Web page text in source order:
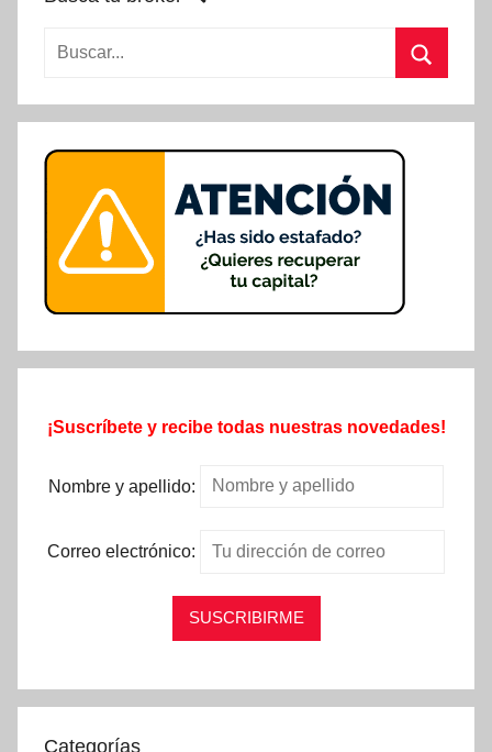
Buscar:
¡Suscríbete y recibe todas nuestras novedades!
Nombre y apellido:
Correo electrónico:
Categorías